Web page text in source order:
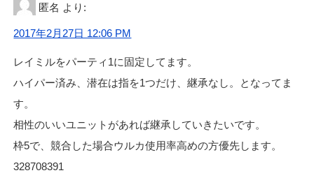
匿名 より:
2017年2月27日 12:06 PM
レイミルをパーティ1に固定してます。
ハイパー済み、潜在は指を1つだけ、継承なし。となってま
す。
相性のいいユニットがあれば継承していきたいです。
枠5で、競合した場合ウルカ使用率高めの方優先します。
328708391